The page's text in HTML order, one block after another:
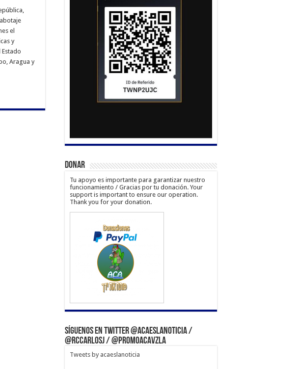
el
y
Estado
Aragua y
Donar
Tu apoyo es importante para garantizar nuestro
funcionamiento / Gracias por tu donación. Your
support is important to ensure our operation.
Thank you for your donation.
Síguenos en Twitter @acaeslanoticia /
@rccarlosj / @PromoACAVzla
Tweets by acaeslanoticia